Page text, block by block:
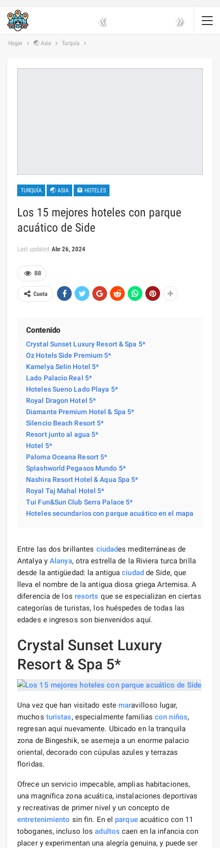
« »
Hogar 🌏 Asia Turquía
TURQUÍA 🌏 ASIA 🏨 HOTELES
Los 15 mejores hoteles con parque
acuático de Side
Last updated Abr 26, 2024
88
Cuota
Contenido
Crystal Sunset Luxury Resort & Spa 5*
Oz Hotels Side Premium 5*
Kamelya Selin Hotel 5*
Lado Palacio Real 5*
Hoteles Sueno Lado Playa 5*
Royal Dragon Hotel 5*
Diamante Premium Hotel & Spa 5*
Silencio Beach Resort 5*
Resort junto al agua 5*
Hotel 5*
Paloma Oceana Resort 5*
Splashworld Pegasos Mundo 5*
Nashira Resort Hotel & Aqua Spa 5*
Royal Taj Mahal Hotel 5*
Tui Fun&Sun Club Serra Palace 5*
Hoteles secundarios con parque acuático en el mapa
Entre las dos brillantes ciudades mediterráneas de
Antalya y Alanya, otra estrella de la Riviera turca brilla
desde la antigüedad: la antiguaciudadde Side, que
lleva el nombre de la antigua diosa griega Artemisa. A
diferencia de los resorts que se especializan en ciertas
categorías de turistas, los huéspedes de todas las
edades e ingresos son bienvenidos aquí.
Crystal Sunset Luxury
Resort & Spa 5*
Una vez que han visitado este maravilloso lugar,
muchos turistas, especialmente familiascon niños,
regresan aquí nuevamente. Ubicado en la tranquila
zona de Bingeshik, se asemeja a un enorme palacio
oriental, decorado con cúpulas azules y terrazas
floridas.
Ofrece un servicio impecable, amplias habitaciones,
una magnífica zona acuática, instalaciones deportivas
y recreativas de primer nivel y un concepto de
entretenimiento sin fin. En el parqueacuático con 11
toboganes, incluso losadultos caen en la infancia con
placer y experimentan una alegría genuina, y puede ser